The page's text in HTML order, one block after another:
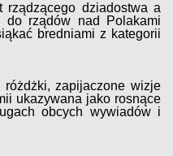
rządzącego dziadostwa a
do rządów nad Polakami
bredniami z kategorii
różdżki, zapijaczone wizje
ukazywana jako rosnące
obcych wywiadów i